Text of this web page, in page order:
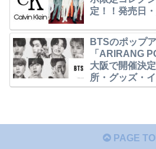
定！！発売日
BTSのポップ
「ARIRANG
大阪で開催決
所・グッズ・
PAGE